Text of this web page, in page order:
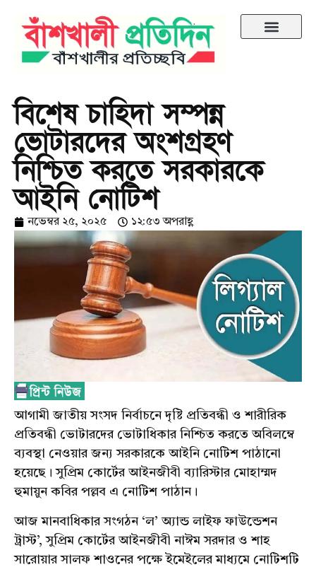
বিশেষ চাহিদা সম্পন্ন
ভোটারদের অংশগ্রহণ
নিশ্চিত করতে সরকারকে
আইনি নোটিশ
নভেম্বর ২৫, ২০২৫ ১২:৫৩ অপরাহ্ণ
আগামী জাতীয় সংসদ নির্বাচনে দৃষ্টি প্রতিবন্ধী ও শারীরিক
প্রতিবন্ধী ভোটারদের ভোটাধিকার নিশ্চিত করতে অবিলম্বে
ব্যবস্থা নেওয়ার জন্য সরকারকে আইনি নোটিশ পাঠানো
হয়েছে। সুপ্রিম কোর্টের আইনজীবী ব্যারিস্টার মোহাম্মদ
হুমায়ুন কবির পল্লব এ নোটিশ পাঠান।
আজ মানবাধিকার সংগঠন ‘ল’ অ্যান্ড লাইফ ফাউন্ডেশন
ট্রাস্ট’, সুপ্রিম কোর্টের আইনজীবী নাঈম সরদার ও শাহ
সারোয়ার সালফ শাওনের পক্ষে ইমেইলের মাধ্যমে নোটিশটি